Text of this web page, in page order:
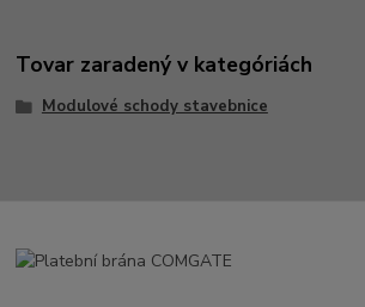
Tovar zaradený v kategóriách
Modulové schody stavebnice